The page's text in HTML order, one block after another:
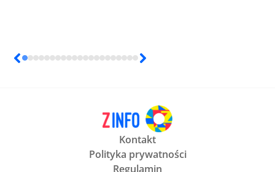
Kontakt
Polityka prywatności
Regulamin